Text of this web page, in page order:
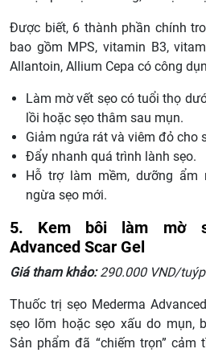
Được biết, 6 thành phần chính
bao gồm MPS, vitamin B3,
Allantoin, Allium Cepa có công
Làm mờ vết sẹo có tuổi thọ
lồi hoặc sẹo thâm sau mụn.
Giảm ngứa rát và viêm đỏ cho
Đẩy nhanh quá trình lành sẹo.
Hỗ trợ làm mềm, dưỡng ẩm
ngừa sẹo mới.
5. Kem bôi làm mờ
Advanced Scar Gel
Giá tham khảo:290.000 VND/
Thuốc trị sẹo Mederma
sẹo lõm hoặc sẹo xấu do mụn,
Sản phẩm đã “chiếm trọn” cảm